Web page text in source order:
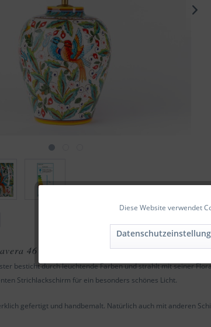
46 cm
besticht durch leuchtende Farben und strahlt mit seiner
Strichlackschirm für ein besonders schönes Licht.
gefertigt und handbemalt. Natürlich auch mit anderen
Tracking
Diese Website verwendet